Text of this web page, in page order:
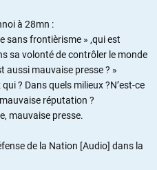
à 28mn :
sans frontièrisme » ,qui est
sa volonté de contrôler le monde
aussi mauvaise presse ? »
? Dans quels milieux ?N’est-ce
réputation ?
mauvaise presse.
de la Nation [Audio] dans la